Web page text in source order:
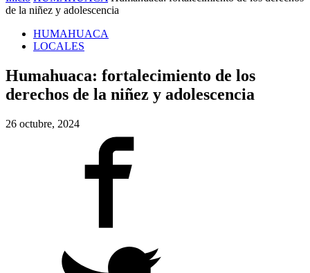
de la niñez y adolescencia
HUMAHUACA
LOCALES
Humahuaca: fortalecimiento de los
derechos de la niñez y adolescencia
26 octubre, 2024